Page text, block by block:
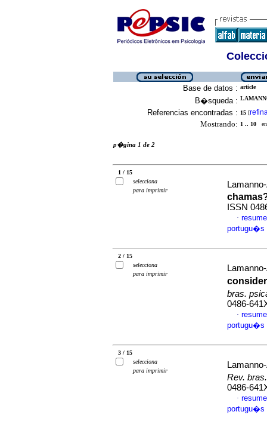
Base de datos : article
B�squeda :
Referencias encontradas : 15 [
Mostrando: 1 .. 10 en
p�gina 1 de 2
1 / 15
selecciona
para imprimir
ISSN
·
portugu�s
2 / 15
selecciona
para imprimir
bras.
0486-
·
portugu�s
3 / 15
selecciona
para imprimir
Rev.
0486-
·
portugu�s